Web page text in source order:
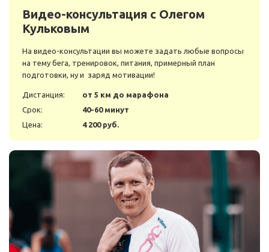
Видео-консультация с Олегом
Кульковым
На видео-консультации вы можете задать любые вопросы
на тему бега, тренировок, питания, примерный план
подготовки, ну и заряд мотивации!
Дистанция:
от 5 км до марафона
Срок:
40-60 минут
Цена:
4 200 руб.